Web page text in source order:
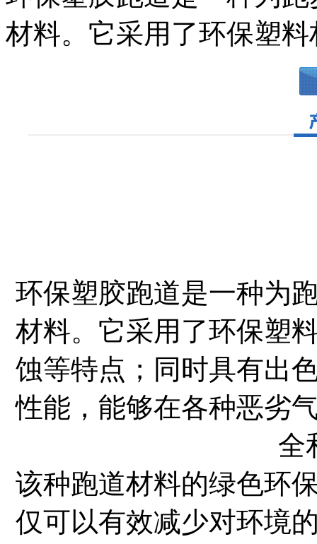
材料。它采用了环保塑
环保塑胶跑道是一种为
材料。它采用了环保塑
蚀等特点；同时具有出
性能，能够在各种恶劣
全
该种跑道材料的绿色环
仅可以有效减少对环境